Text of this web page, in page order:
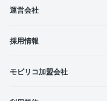
運営会社
採用情報
モビリコ加盟会社